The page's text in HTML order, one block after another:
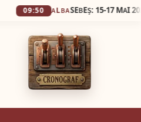
ALBA